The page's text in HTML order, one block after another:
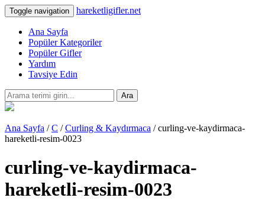
Toggle navigation hareketligifler.net
Ana Sayfa
Popüler Kategoriler
Popüler Gifler
Yardım
Tavsiye Edin
Ara
Ana Sayfa /C /Curling & Kaydırmaca / curling-ve-kaydirmaca-
hareketli-resim-0023
curling-ve-kaydirmaca-
hareketli-resim-0023